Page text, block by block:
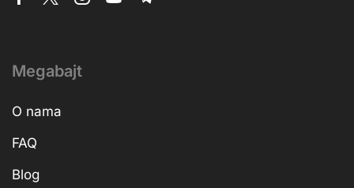
Megabajt
O nama
FAQ
Blog